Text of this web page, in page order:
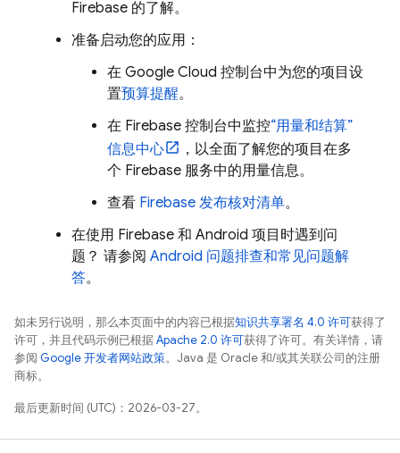
Firebase 的了解。
准备启动您的应用：
在 Google Cloud 控制台中为您的项目设
置预算提醒。
在 Firebase 控制台中监控“用量和结算”
信息中心
，以全面了解您的项目在多
个 Firebase 服务中的用量信息。
查看 Firebase 发布核对清单。
在使用 Firebase 和 Android 项目时遇到问
题？ 请参阅 Android 问题排查和常见问题解
答。
如未另行说明，那么本页面中的内容已根据知识共享署名 4.0 许可获得了
许可，并且代码示例已根据Apache 2.0 许可获得了许可。有关详情，请
参阅 Google 开发者网站政策。Java 是 Oracle 和/或其关联公司的注册
商标。
最后更新时间 (UTC)：2026-03-27。